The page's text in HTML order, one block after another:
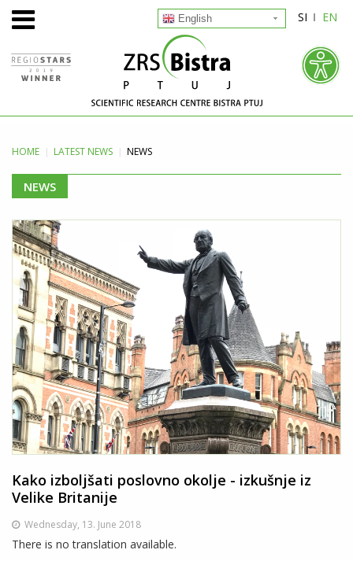
SI EN
English
HOME LATEST NEWS NEWS
NEWS
Kako izboljšati poslovno okolje - izkušnje iz
Velike Britanije
Wednesday, 13. June 2018
There is no translation available.